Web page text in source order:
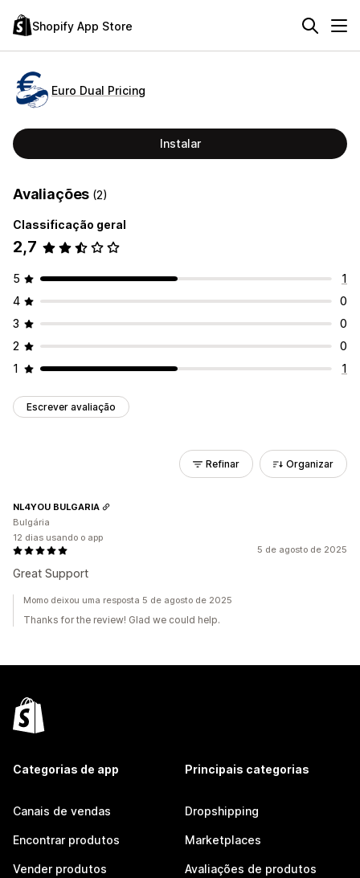
Shopify App Store
Euro Dual Pricing
Instalar
Avaliações (2)
Classificação geral
2,7
5
1
4
0
3
0
2
0
1
1
Escrever avaliação
Refinar Organizar
5 de agosto de 2025
Great Support
NL4YOU BULGARIA
Bulgária
12 dias usando o app
Momo deixou uma resposta 5 de agosto de 2025
Thanks for the review! Glad we could help.
Categorias de app
Canais de vendas
Encontrar produtos
Vender produtos
Principais categorias
Dropshipping
Marketplaces
Avaliações de produtos